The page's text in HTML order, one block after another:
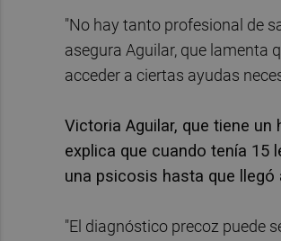
"No hay tanto profesional de
asegura Aguilar, que lamenta
acceder a ciertas ayudas
Victoria Aguilar, que tiene
explica que cuando tenía 15
una psicosis hasta que
"El diagnóstico precoz puede